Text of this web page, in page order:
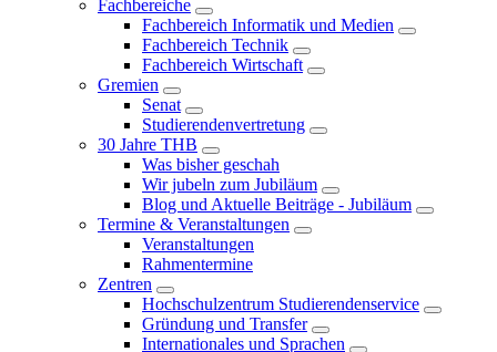
Fachbereiche
Fachbereich Informatik und Medien
Fachbereich Technik
Fachbereich Wirtschaft
Gremien
Senat
Studierendenvertretung
30 Jahre THB
Was bisher geschah
Wir jubeln zum Jubiläum
Blog und Aktuelle Beiträge - Jubiläum
Termine & Veranstaltungen
Veranstaltungen
Rahmentermine
Zentren
Hochschulzentrum Studierendenservice
Gründung und Transfer
Internationales und Sprachen